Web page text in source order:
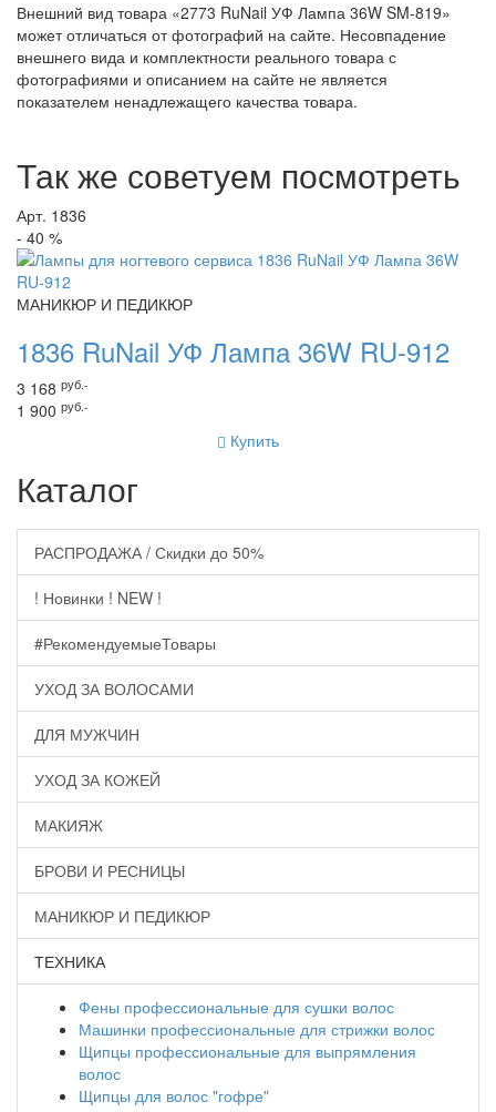
Внешний вид товара «2773 RuNail УФ Лампа 36W SM-819»
может отличаться от фотографий на сайте. Несовпадение
внешнего вида и комплектности реального товара с
фотографиями и описанием на сайте не является
показателем ненадлежащего качества товара.
Так же советуем посмотреть
Арт. 1836
- 40 %
МАНИКЮР И ПЕДИКЮР
1836 RuNail УФ Лампа 36W RU-912
3 168 руб.-
1 900 руб.-
Купить
Каталог
РАСПРОДАЖА / Скидки до 50%
! Новинки ! NEW !
#РекомендуемыеТовары
УХОД ЗА ВОЛОСАМИ
ДЛЯ МУЖЧИН
УХОД ЗА КОЖЕЙ
МАКИЯЖ
БРОВИ И РЕСНИЦЫ
МАНИКЮР И ПЕДИКЮР
ТЕХНИКА
Фены профессиональные для сушки волос
Машинки профессиональные для стрижки волос
Щипцы профессиональные для выпрямления
волос
Щипцы для волос "гофре"